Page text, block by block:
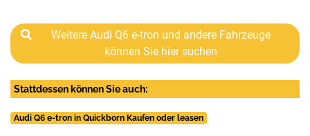
Weitere Audi Q6 e-tron und andere Fahrzeuge
können Sie hier suchen
Stattdessen können Sie auch:
Audi Q6 e-tron in Quickborn Kaufen oder leasen